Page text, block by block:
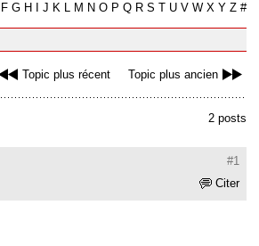
F G H J K L M N O P Q R S T U V W X Y Z #
Topic plus récent Topic plus ancien
2 posts
#1
Citer